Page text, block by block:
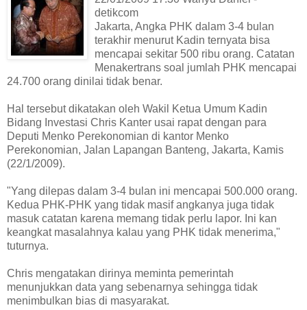
detikcom
Jakarta, Angka PHK dalam 3-4 bulan
terakhir menurut Kadin ternyata bisa
mencapai sekitar 500 ribu orang. Catatan
Menakertrans soal jumlah PHK mencapai
24.700 orang dinilai tidak benar.
Hal tersebut dikatakan oleh Wakil Ketua Umum Kadin
Bidang Investasi Chris Kanter usai rapat dengan para
Deputi Menko Perekonomian di kantor Menko
Perekonomian, Jalan Lapangan Banteng, Jakarta, Kamis
(22/1/2009).
"Yang dilepas dalam 3-4 bulan ini mencapai 500.000 orang.
Kedua PHK-PHK yang tidak masif angkanya juga tidak
masuk catatan karena memang tidak perlu lapor. Ini kan
keangkat masalahnya kalau yang PHK tidak menerima,"
tuturnya.
Chris mengatakan dirinya meminta pemerintah
menunjukkan data yang sebenarnya sehingga tidak
menimbulkan bias di masyarakat.